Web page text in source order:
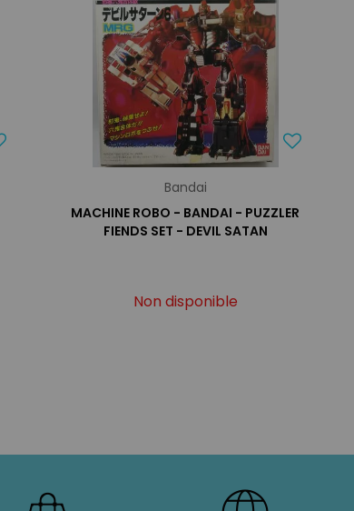
Bandai
MACHINE ROBO - BANDAI - PUZZLER
FIENDS SET - DEVIL SATAN
Non disponible